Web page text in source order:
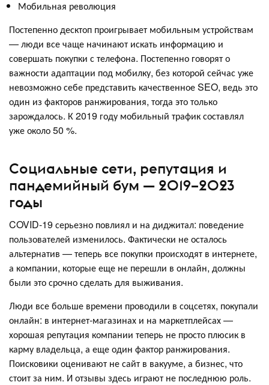
Мобильная революция
Постепенно десктоп проигрывает мобильным устройствам
— люди все чаще начинают искать информацию и
совершать покупки с телефона. Постепенно говорят о
важности адаптации под мобилку, без которой сейчас уже
невозможно себе представить качественное SEO, ведь это
один из факторов ранжирования, тогда это только
зарождалось. К 2019 году мобильный трафик составлял
уже около 50 %.
Социальные сети, репутация и
пандемийный бум — 2019–2023
годы
COVID-19 серьезно повлиял и на диджитал: поведение
пользователей изменилось. Фактически не осталось
альтернатив — теперь все покупки происходят в интернете,
а компании, которые еще не перешли в онлайн, должны
были это срочно сделать для выживания.
Люди все больше времени проводили в соцсетях, покупали
онлайн: в интернет-магазинах и на маркетплейсах —
хорошая репутация компании теперь не просто плюсик в
карму владельца, а еще один фактор ранжирования.
Поисковики оценивают не сайт в вакууме, а бизнес, что
стоит за ним. И отзывы здесь играют не последнюю роль.